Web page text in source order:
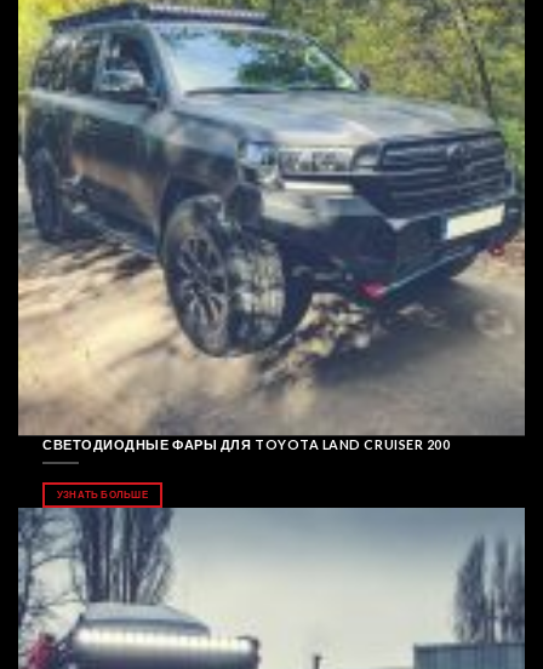
СВЕТОДИОДНЫЕ ФАРЫ ДЛЯ TOYOTA LAND CRUISER 200
УЗНАТЬ БОЛЬШЕ